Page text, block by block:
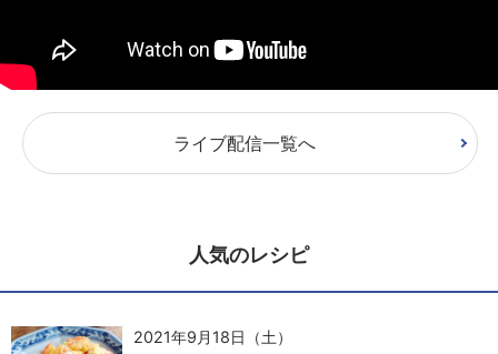
ライブ配信一覧へ
人気のレシピ
2021年9月18日（土）